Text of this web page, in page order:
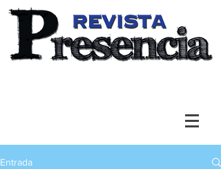
Entrada